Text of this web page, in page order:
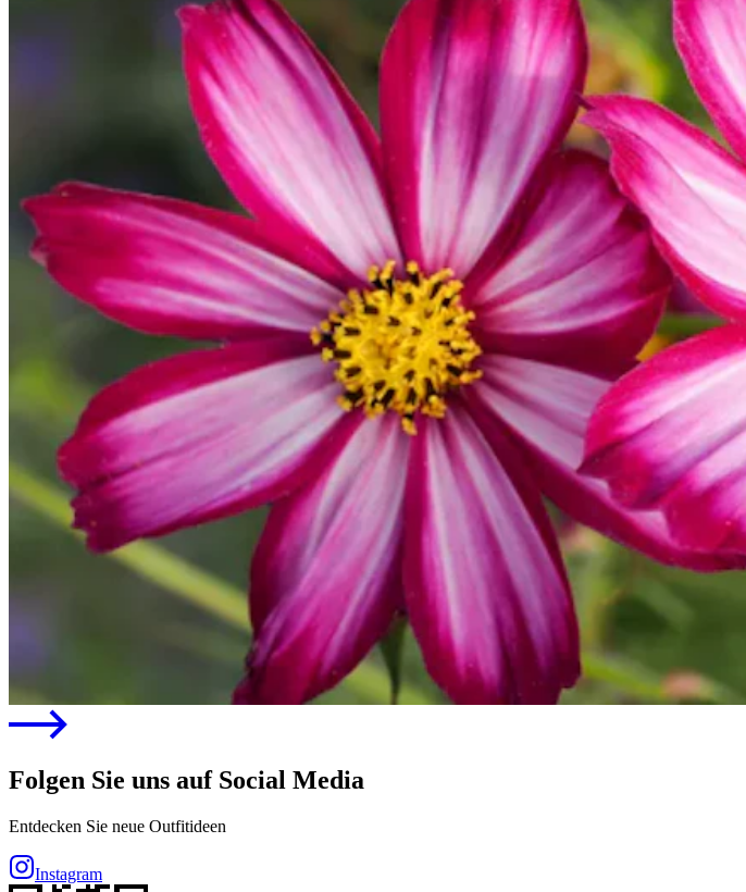
Folgen Sie uns auf Social Media
Entdecken Sie neue Outfitideen
Instagram